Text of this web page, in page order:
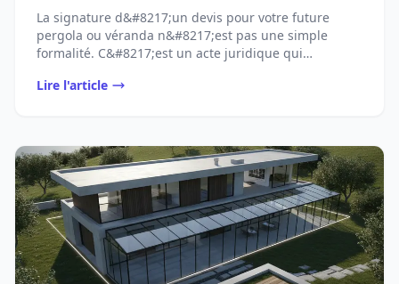
La signature d&#8217;un devis pour votre future
pergola ou véranda n&#8217;est pas une simple
formalité. C&#8217;est un acte juridique qui
Lire l'article